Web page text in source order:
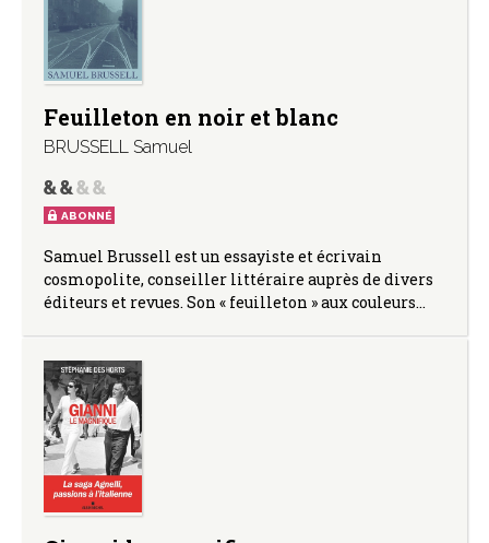
Feuilleton en noir et blanc
BRUSSELL Samuel
ABONNÉ
Samuel Brussell est un essayiste et écrivain
cosmopolite, conseiller littéraire auprès de divers
éditeurs et revues. Son « feuilleton » aux couleurs…